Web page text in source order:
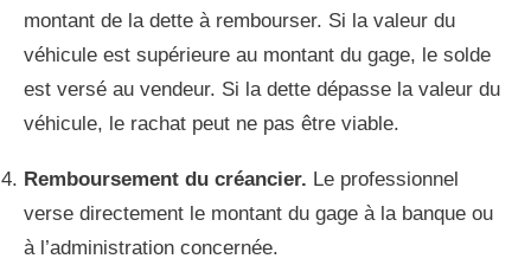
montant de la dette à rembourser. Si la valeur du
véhicule est supérieure au montant du gage, le solde
est versé au vendeur. Si la dette dépasse la valeur du
véhicule, le rachat peut ne pas être viable.
Remboursement du créancier. Le professionnel
verse directement le montant du gage à la banque ou
à l’administration concernée.